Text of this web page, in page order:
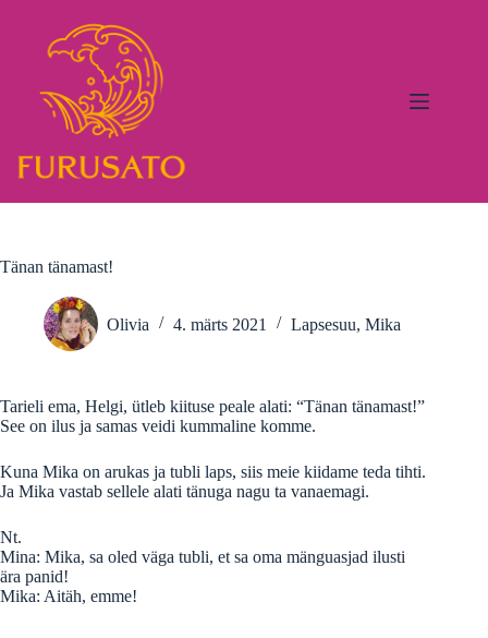
content
Tänan tänamast!
Olivia 4. märts 2021 Lapsesuu, Mika
Tarieli ema, Helgi, ütleb kiituse peale alati: “Tänan tänamast!”
See on ilus ja samas veidi kummaline komme.
Kuna Mika on arukas ja tubli laps, siis meie kiidame teda tihti.
Ja Mika vastab sellele alati tänuga nagu ta vanaemagi.
Nt.
Mina: Mika, sa oled väga tubli, et sa oma mänguasjad ilusti
ära panid!
Mika: Aitäh, emme!